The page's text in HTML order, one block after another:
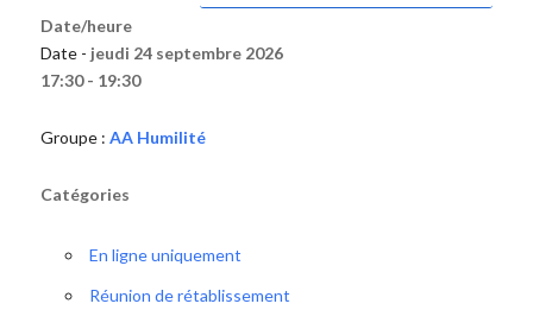
Date/heure
Date - jeudi 24 septembre 2026
17:30 - 19:30
Groupe : AA Humilité
Catégories
En ligne uniquement
Réunion de rétablissement